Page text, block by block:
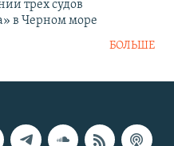
трех судов
в Черном море
БОЛЬШЕ